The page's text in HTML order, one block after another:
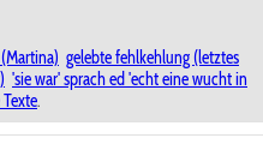
gelebte fehlkehlung (letztes
'sie war' sprach ed 'echt eine wucht in
Texte.